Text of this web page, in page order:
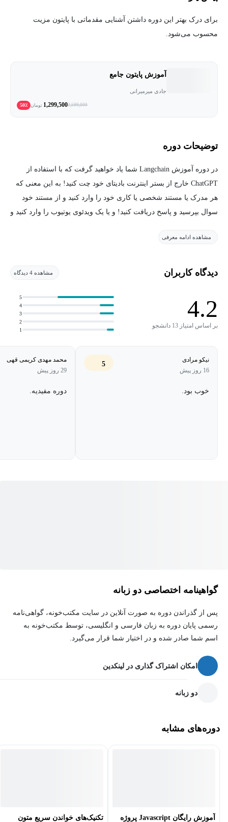
برای درک بهتر این دوره داشتن آشنایی مقدماتی با پایتون مزیت
محسوب می‌شود.
آموزش پایتون جامع
جادی میرمیرانی
2,599,000
1,299,500 تومان 50٪
توضیحات دوره
در دوره آموزش Langchain شما یاد خواهید گرفت که با استفاده از
ChatGPT خارج از بستر اینترنت بادیتای خود چت کنید! به این معنی که
هر مدرک یا مستند شخصی یا کاری خود را وارد کنید و از مستند خود
سوال بپرسید و پاسخ دریافت کنید! و یا یک ویدئوی یوتیوب را وارد کنید و
بسیار کاربردی و جذاب است. این دوره توسط هریسون چیس بنیانگذار
برنامه‌نویسان آشنا با Python که علاقه‌مند به توسعه برنامه‌های کاربردی
با استفاده از مدل‌های زبان بزرگ مانند ChatGPT هستند.
مشاهده ادامه معرفی
دیدگاه کاربران مشاهده 4 دیدگاه
4.2
بر اساس امتیاز 13 دانشجو
1
2
3
4
5
نیکو مرادی
16 روز پیش
5
خوب بود.
محمد مهدی کریمی قهی
29 روز پیش
دوره مفیدیه.
گواهینامه اختصاصی دو زبانه
پس از گذراندن دوره به صورت آنلاین در سایت مکتب‌خونه، گواهی‌نامه
رسمی پایان دوره به زبان فارسی و انگلیسی، توسط مکتب‌خونه به
اسم شما صادر شده و در اختیار شما قرار می‌گیرد.
امکان اشتراک گذاری در لینکدین
دو زبانه
دوره‌های مشابه
آموزش رایگان Javascript پروژه
تکنیک‌های خواندن سریع متون